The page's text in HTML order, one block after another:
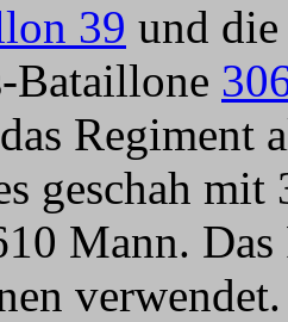
39 und
Bataillone
Regiment
geschah
Mann.